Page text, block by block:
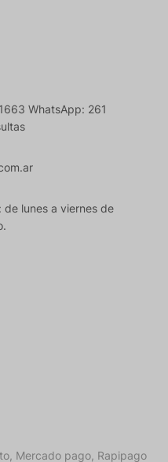
WhatsApp: 261
de lunes a viernes de
Mercado pago, Rapipago